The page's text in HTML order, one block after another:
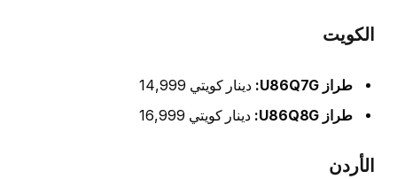
الكويت
طراز U86Q7G:
دينار كويتي 14,999
طراز U86Q8G:
دينار كويتي 16,999
الأردن